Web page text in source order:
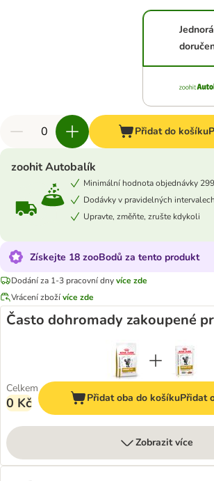
Přidat do košíku
zoohit Autobalík
Minimální hodnota objednávky
Dodávky v pravidelných intervalech
Upravte, změňte, zrušte kdykoli
Získejte 18 zooBodů za tento produkt
Dodání za 1-3 pracovní dnyvíce zde
Vrácení zbožívíce zde
Často dohromady zakoupené
Celkem
0 Kč Přidat oba do košíkuPřidat
Zobrazit více